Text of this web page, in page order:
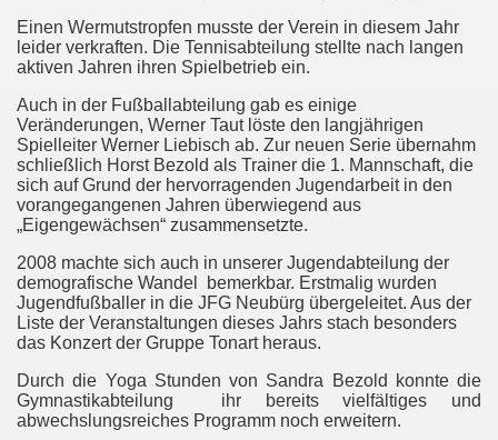
Einen Wermutstropfen musste der Verein in diesem Jahr
leider verkraften. Die Tennisabteilung stellte nach langen
aktiven Jahren ihren Spielbetrieb ein.
Auch in der Fußballabteilung gab es einige
Veränderungen, Werner Taut löste den langjährigen
Spielleiter Werner Liebisch ab. Zur neuen Serie übernahm
schließlich Horst Bezold als Trainer die 1. Mannschaft, die
sich auf Grund der hervorragenden Jugendarbeit in den
vorangegangenen Jahren überwiegend aus
„Eigengewächsen“ zusammensetzte.
2008 machte sich auch in unserer Jugendabteilung der
demografische Wandel
bemerkbar. Erstmalig wurden
Jugendfußballer in die JFG Neubürg übergeleitet. Aus der
Liste der Veranstaltungen dieses Jahrs stach besonders
das Konzert der Gruppe Tonart heraus.
Durch die Yoga Stunden von Sandra Bezold konnte die
Gymnastikabteilung
ihr bereits vielfältiges und
abwechslungsreiches Programm noch erweitern.